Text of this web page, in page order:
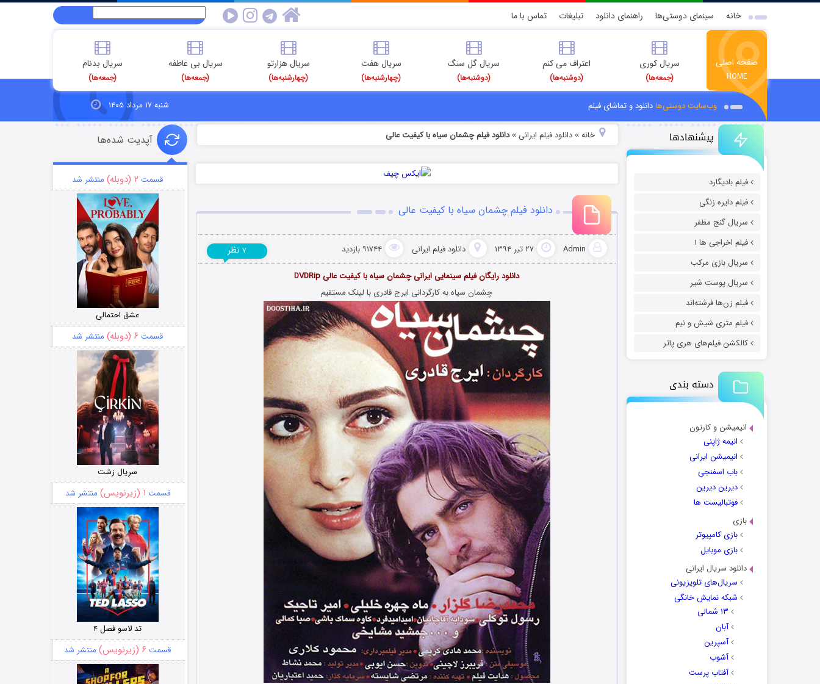
خانه سینمای دوستی‌ها راهنمای دانلود تبلیغات تماس با ما
صفحه اصلی
HOME
سریال کوری
(جمعه‌ها)
اعتراف می کنم
(دوشنبه‌ها)
سریال گل سنگ
(دوشنبه‌ها)
سریال هفت
(چهارشنبه‌ها)
سریال هزارتو
(چهارشنبه‌ها)
سریال بی عاطفه
(جمعه‌ها)
سریال بدنام
(جمعه‌ها)
وب‌سایت دوستی‌هادانلود و تماشای فیلم شنبه ۱۷ مرداد ۱۴۰۵
پیشنهادها
فیلم بادیگارد
فیلم دایره زنگی
سریال گنج مظفر
فیلم اخراجی ها ۱
سریال بازی مرکب
سریال پوست شیر
فیلم زن‌ها فرشته‌اند
فیلم متری شیش و نیم
کالکشن فیلم‌های هری پاتر
دسته بندی
انیمیشن و کارتون
انیمه ژاپنی
انیمیشن ایرانی
باب اسفنجی
دیرین دیرین
فوتبالیست ها
بازی
بازی کامپیوتر
بازی موبایل
دانلود سریال ایرانی
سریال‌های تلویزیونی
شبکه نمایش خانگی
۱۳ شمالی
آبان
آسپرین
آشوب
آفتاب پرست
خانه» دانلود فیلم‌ ایرانی »دانلود فیلم چشمان سیاه با کیفیت عالی
دانلود فیلم چشمان سیاه با کیفیت عالی
Admin ۲۷ تیر ۱۳۹۴ دانلود فیلم‌ ایرانی ۹۱۷۴۴ بازدید ۷ نظر
دانلود رایگان فیلم سینمایی ایرانی چشمان سیاه با کیفیت عالی DVDRip
چشمان سیاه به کارگردانی ایرج قادری با لینک مستقیم
آپدیت شده‌ها
قسمت ۲ (دوبله) منتشر شد
عشق احتمالی
قسمت ۶ (دوبله) منتشر شد
سریال زشت
قسمت ۱ (زیرنویس) منتشر شد
تد لاسو فصل ۴
قسمت ۶ (زیرنویس) منتشر شد